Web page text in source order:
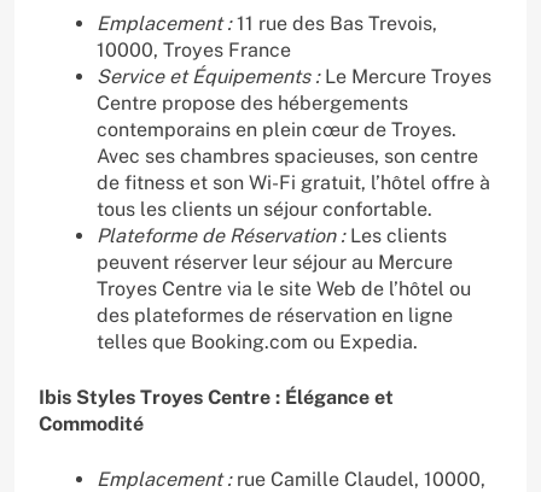
Emplacement :11 rue des Bas Trevois,
10000, Troyes France
Service et Équipements :Le Mercure Troyes
Centre propose des hébergements
contemporains en plein cœur de Troyes.
Avec ses chambres spacieuses, son centre
de fitness et son Wi-Fi gratuit, l’hôtel offre à
tous les clients un séjour confortable.
Plateforme de Réservation :Les clients
peuvent réserver leur séjour au Mercure
Troyes Centre via le site Web de l’hôtel ou
des plateformes de réservation en ligne
telles que Booking.com ou Expedia.
Ibis Styles Troyes Centre : Élégance et
Commodité
Emplacement :rue Camille Claudel, 10000,